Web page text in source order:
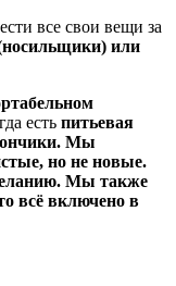
все свои вещи за
или
есть питьевая
Мы
но не новые.
Мы также
всё включено в